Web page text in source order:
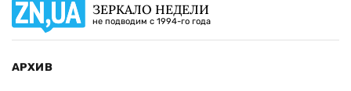
ЗЕРКАЛО НЕДЕЛИ
не подводим с 1994-го года
АРХИВ